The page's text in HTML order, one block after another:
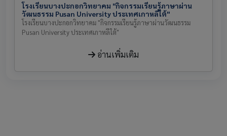
โรงเรียนบางปะกอกวิทยาคม "กิจกรรมเรียนรู้ภาษาผ่าน
วัฒนธรรม Pusan University ประเทศเกาหลีใต้"
โรงเรียนบางปะกอกวิทยาคม "กิจกรรมเรียนรู้ภาษาผ่านวัฒนธรรม
Pusan University ประเทศเกาหลีใต้"
อ่านเพิ่มเติม